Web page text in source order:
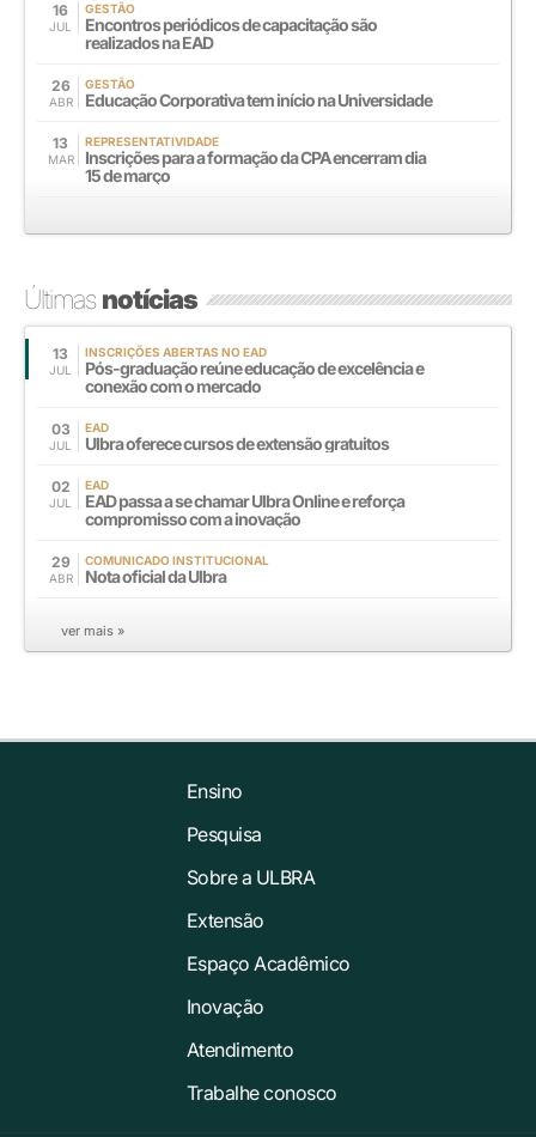
16
JUL
GESTÃO
Encontros periódicos de capacitação são
realizados na EAD
26
ABR
GESTÃO
Educação Corporativa tem início na Universidade
13
MAR
REPRESENTATIVIDADE
Inscrições para a formação da CPA encerram dia
15 de março
Últimasnotícias
13
JUL
INSCRIÇÕES ABERTAS NO EAD
Pós-graduação reúne educação de excelência e
conexão com o mercado
03
JUL
EAD
Ulbra oferece cursos de extensão gratuitos
02
JUL
EAD
EAD passa a se chamar Ulbra Online e reforça
compromisso com a inovação
29
ABR
COMUNICADO INSTITUCIONAL
Nota oficial da Ulbra
ver mais »
Ensino
Pesquisa
Sobre a ULBRA
Extensão
Espaço Acadêmico
Inovação
Atendimento
Trabalhe conosco